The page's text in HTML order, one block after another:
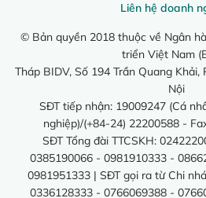
Liên hệ doanh
© Bản quyền 2018 thuộc về Ngân
triển Việt Nam
Tháp BIDV, Số 194 Trần Quang
Nội
SĐT tiếp nhận: 19009247 (Cá
nghiệp)/(+84-24) 22200588 -
SĐT Tổng đài TTCSKH:
0385190066 - 0981910333 -
0981951333 | SĐT gọi ra từ Chi
0336128333 - 0766069388 -